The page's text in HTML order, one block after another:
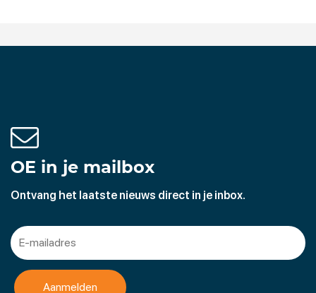
OE in je mailbox
Ontvang het laatste nieuws direct in je inbox.